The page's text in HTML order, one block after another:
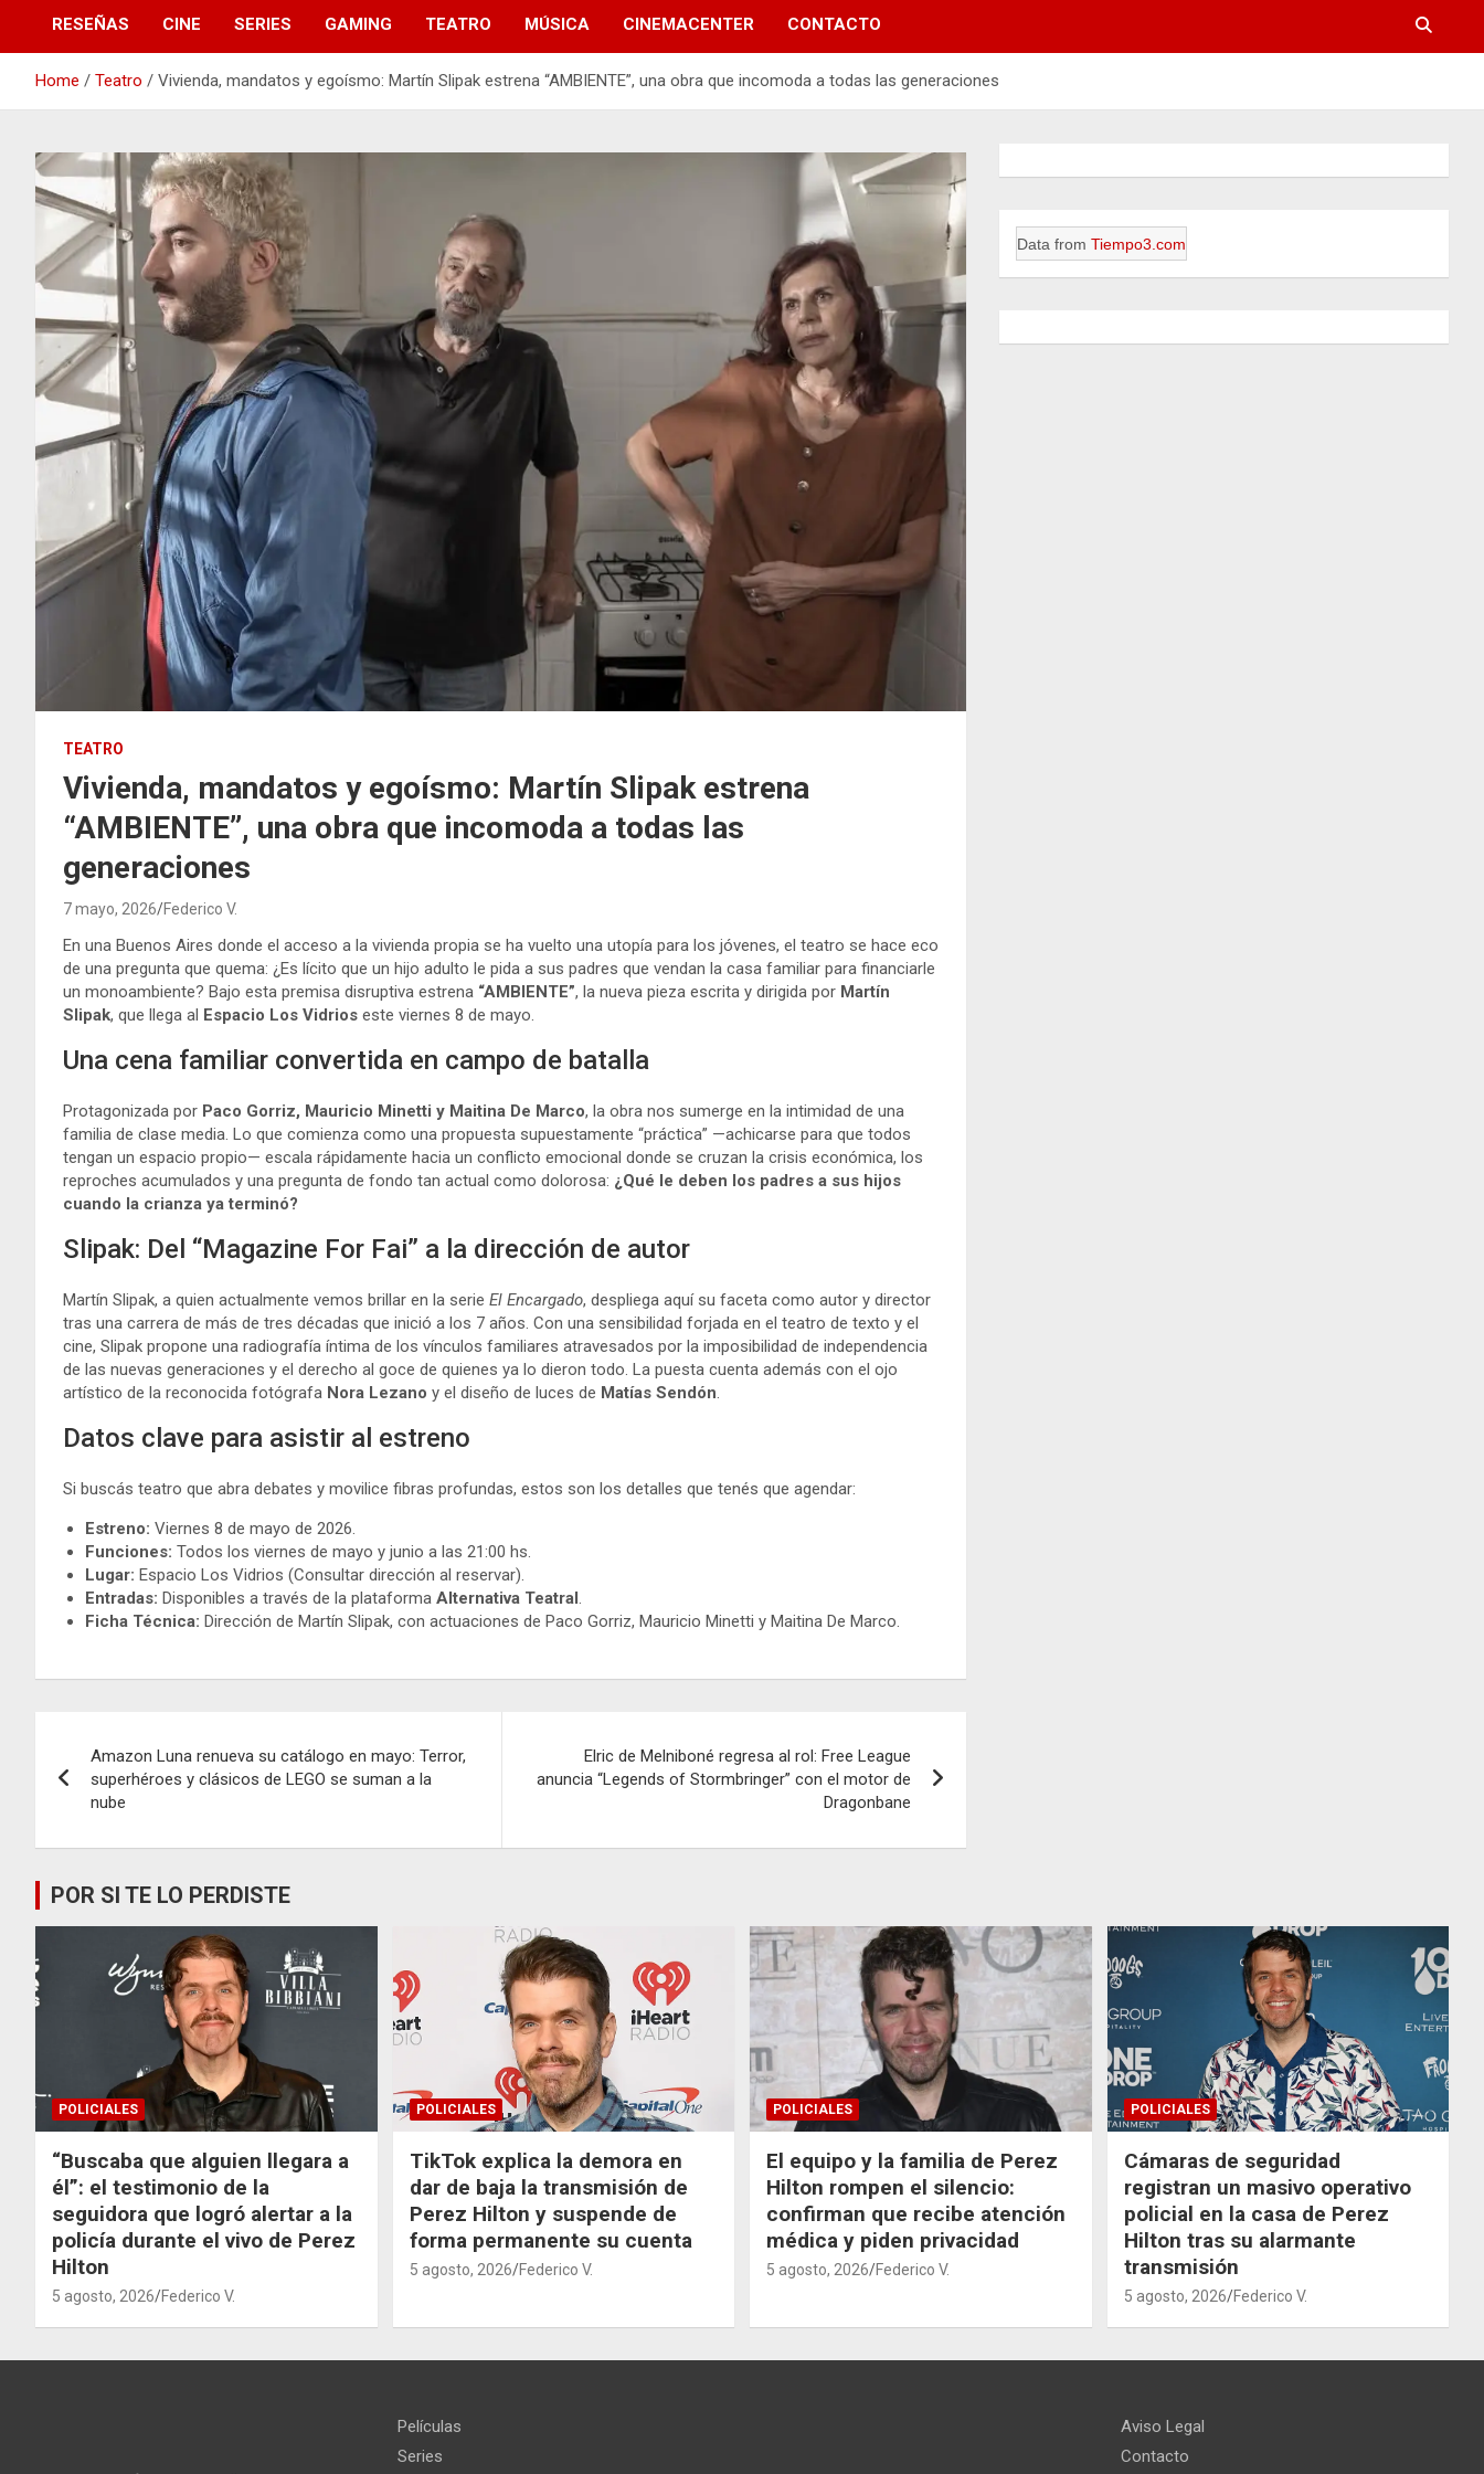
RESEÑAS CINE SERIES GAMING TEATRO MÚSICA CINEMACENTER CONTACTO
Home Teatro Vivienda, mandatos y egoísmo: Martín Slipak estrena “AMBIENTE”, una obra que incomoda a todas las generaciones
TEATRO
Vivienda, mandatos y egoísmo: Martín Slipak estrena
“AMBIENTE”, una obra que incomoda a todas las
generaciones
7 mayo, 2026 Federico V.
En una Buenos Aires donde el acceso a la vivienda propia se ha vuelto una utopía para los jóvenes, el teatro se hace eco
de una pregunta que quema: ¿Es lícito que un hijo adulto le pida a sus padres que vendan la casa familiar para financiarle
un monoambiente? Bajo esta premisa disruptiva estrena “AMBIENTE”, la nueva pieza escrita y dirigida por Martín
Slipak, que llega al Espacio Los Vidrios este viernes 8 de mayo.
Una cena familiar convertida en campo de batalla
Protagonizada por Paco Gorriz, Mauricio Minetti y Maitina De Marco, la obra nos sumerge en la intimidad de una
familia de clase media. Lo que comienza como una propuesta supuestamente “práctica” —achicarse para que todos
tengan un espacio propio— escala rápidamente hacia un conflicto emocional donde se cruzan la crisis económica, los
reproches acumulados y una pregunta de fondo tan actual como dolorosa: ¿Qué le deben los padres a sus hijos
cuando la crianza ya terminó?
Slipak: Del “Magazine For Fai” a la dirección de autor
Martín Slipak, a quien actualmente vemos brillar en la serie El Encargado, despliega aquí su faceta como autor y director
tras una carrera de más de tres décadas que inició a los 7 años. Con una sensibilidad forjada en el teatro de texto y el
cine, Slipak propone una radiografía íntima de los vínculos familiares atravesados por la imposibilidad de independencia
de las nuevas generaciones y el derecho al goce de quienes ya lo dieron todo. La puesta cuenta además con el ojo
artístico de la reconocida fotógrafa Nora Lezano y el diseño de luces de Matías Sendón.
Datos clave para asistir al estreno
Si buscás teatro que abra debates y movilice fibras profundas, estos son los detalles que tenés que agendar:
Estreno: Viernes 8 de mayo de 2026.
Funciones: Todos los viernes de mayo y junio a las 21:00 hs.
Lugar: Espacio Los Vidrios (Consultar dirección al reservar).
Entradas: Disponibles a través de la plataforma Alternativa Teatral.
Ficha Técnica: Dirección de Martín Slipak, con actuaciones de Paco Gorriz, Mauricio Minetti y Maitina De Marco.
de
Amazon Luna renueva su catálogo en mayo: Terror,
superhéroes y clásicos de LEGO se suman a la
nube
Elric de Melniboné regresa al rol: Free League
anuncia “Legends of Stormbringer” con el motor de
Dragonbane
Data fromTiempo3.com
POR SI TE LO PERDISTE
POLICIALES
“Buscaba que alguien llegara a
él”: el testimonio de la
seguidora que logró alertar a la
policía durante el vivo de Perez
Hilton
5 agosto, 2026 Federico V.
POLICIALES
TikTok explica la demora en
dar de baja la transmisión de
Perez Hilton y suspende de
forma permanente su cuenta
5 agosto, 2026 Federico V.
POLICIALES
El equipo y la familia de Perez
Hilton rompen el silencio:
confirman que recibe atención
médica y piden privacidad
5 agosto, 2026 Federico V.
POLICIALES
Cámaras de seguridad
registran un masivo operativo
policial en la casa de Perez
Hilton tras su alarmante
transmisión
5 agosto, 2026 Federico V.
Películas
Series
Aviso Legal
Contacto